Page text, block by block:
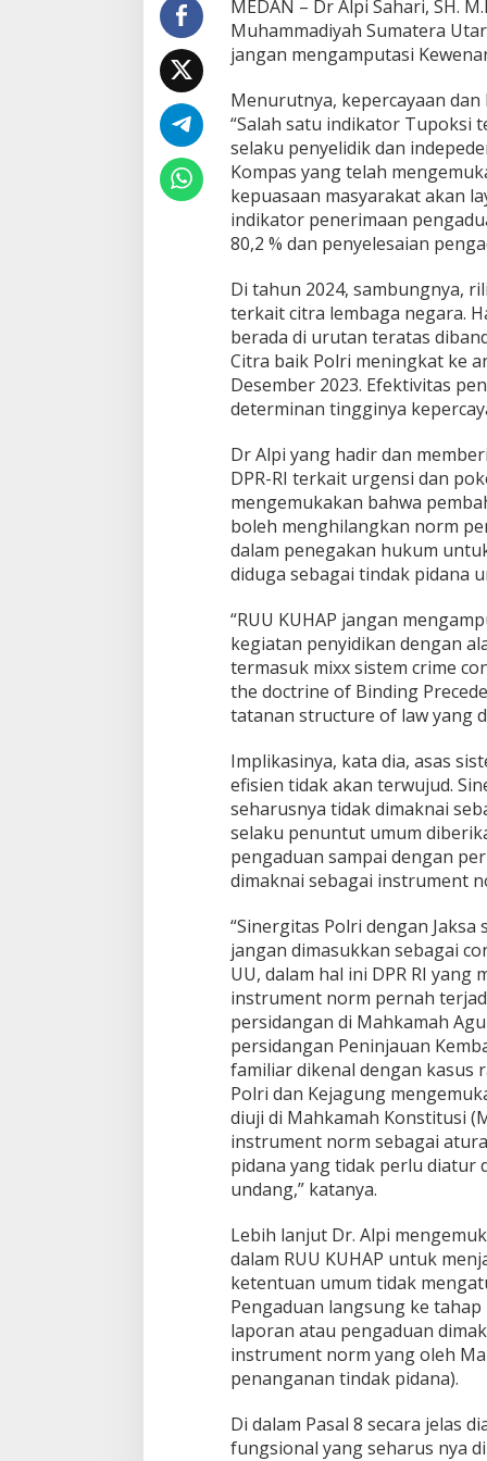
W
e
e
n
a
n
g
P
o
l
r
d
a
l
a
m
P
e
y
e
l
i
d
i
k
a
&
P
e
n
y
i
i
k
a
n
MEDAN – Dr Alpi Sahari, SH.
Muhammadiyah Sumatera
jangan mengamputasi
Menurutnya, kepercayaan
“Salah satu indikator Tupoksi
selaku penyelidik dan
Kompas yang telah
kepuasaan masyarakat akan
indikator penerimaan
80,2 % dan penyelesaian
Di tahun 2024, sambungnya,
terkait citra lembaga negara.
berada di urutan teratas
Citra baik Polri meningkat ke
Desember 2023. Efektivitas
determinan tingginya
Dr Alpi yang hadir dan
DPR-RI terkait urgensi dan
mengemukakan bahwa
boleh menghilangkan norm
dalam penegakan hukum
diduga sebagai tindak pidana
“RUU KUHAP jangan
kegiatan penyidikan dengan
termasuk mixx sistem crime
the doctrine of Binding
tatanan structure of law yang
Implikasinya, kata dia, asas
efisien tidak akan terwujud.
seharusnya tidak dimaknai
selaku penuntut umum
pengaduan sampai dengan
dimaknai sebagai instrument
“Sinergitas Polri dengan
jangan dimasukkan sebagai
UU, dalam hal ini DPR RI
instrument norm pernah
persidangan di Mahkamah
persidangan Peninjauan
familiar dikenal dengan kasus
Polri dan Kejagung
diuji di Mahkamah Konstitusi
instrument norm sebagai
pidana yang tidak perlu diatur
undang,” katanya.
Lebih lanjut Dr. Alpi
dalam RUU KUHAP untuk
ketentuan umum tidak
Pengaduan langsung ke
laporan atau pengaduan
instrument norm yang oleh
penanganan tindak pidana).
Di dalam Pasal 8 secara jelas
fungsional yang seharus nya